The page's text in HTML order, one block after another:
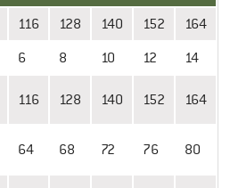
116 128 140 152 164
6 8 10 12 14
116 128 140 152 164
64 68 72 76 80